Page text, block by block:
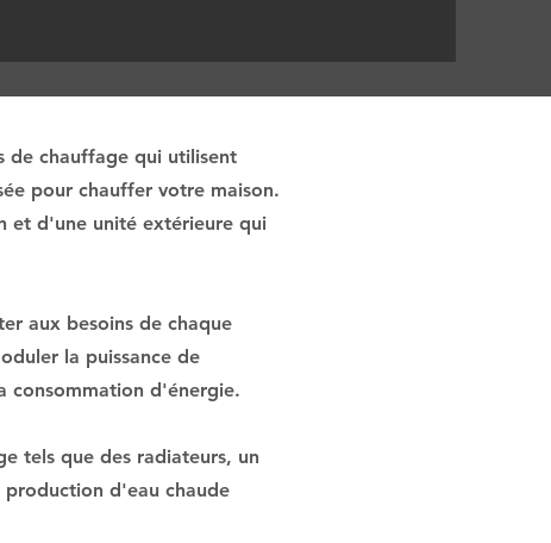
de chauffage qui utilisent
pour chauffer votre maison.
et d'une unité extérieure qui
aux besoins de chaque
la puissance de
consommation d'énergie.
tels que des radiateurs, un
production d'eau chaude